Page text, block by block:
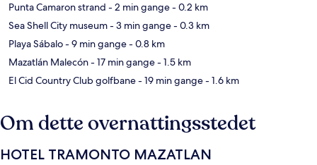
Punta Camaron strand - 2 min gange- 0.2 km
Sea Shell City museum- 3 min gange- 0.3 km
Playa Sábalo- 9 min gange- 0.8 km
Mazatlán Malecón- 17 min gange- 1.5 km
El Cid Country Club golfbane- 19 min gange- 1.6 km
Om dette overnattingsstedet
HOTEL TRAMONTO MAZATLAN